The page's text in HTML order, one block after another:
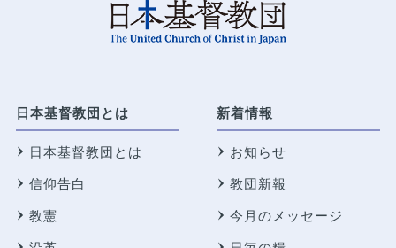
日本基督教団とは
日本基督教団とは
信仰告白
教憲
新着情報
お知らせ
教団新報
今月のメッセージ